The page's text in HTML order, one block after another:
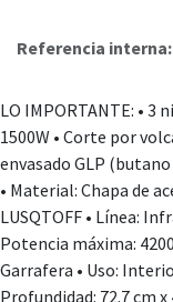
Referencia interna:
LO IMPORTANTE: • 3
1500W • Corte por
envasado GLP
• Material: Chapa de
LUSQTOFF • Línea:
Potencia máxima:
Garrafera • Uso:
Profundidad: 72.7 cm